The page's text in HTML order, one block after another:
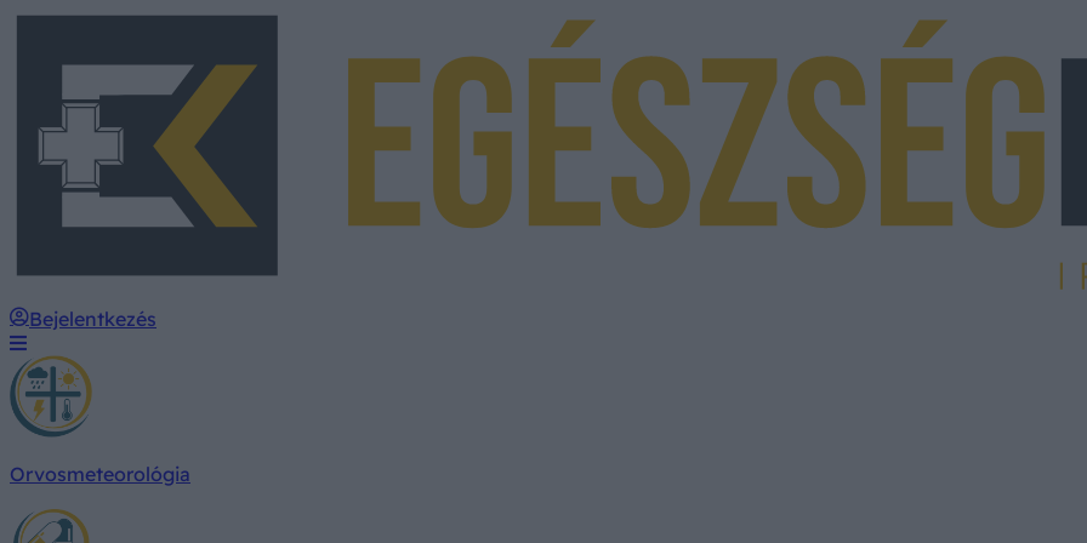
Bejelentkezés
Orvosmeteorológia